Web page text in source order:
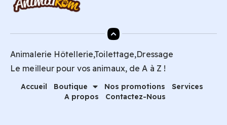
Animalerie Hôtellerie,Toilettage,Dressage
Le meilleur pour vos animaux, de A à Z !
Accueil Boutique Nos promotions
Services
A propos
Contactez-Nous